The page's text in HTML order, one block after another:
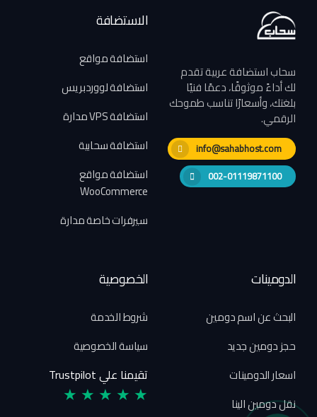
سحاب استضافة عربية تقدم
لك أداءً موثوقًا، دعمًا فنيًا
بلغتك، وأسعارًا تناسب طموحك
الرقمي.
info@sahabhost.com
002-01119871100
الاستضافة
استضافة مواقع
استضافة لووردبريس
استضافة VPS مدارة
استضافة سحابية
استضافة مواقع
WooCommerce
سيرفرات خاصة مدارة
الدومينات
البحث عن اسم دومين
حجز دومين جديد
اسعار الدومينات
نقل دومين الينا
الخصوصية
شروط الخدمة
سياسة الخصوصية
تقيمنا علي Trustpilot
★ ★ ★ ★ ★